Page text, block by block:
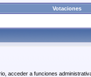
Votaciones
acceder a funciones